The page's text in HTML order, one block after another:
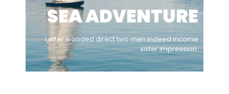
SEA ADVENTURE
Letter wooded direct two men indeed income
sister impression.